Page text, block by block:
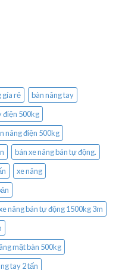
gía rẻ
bàn nâng tay
điện 500kg
nâng điện 500kg
bán xe nâng bán tự động.
xe nâng
nâng bán tự động 1500kg 3m
mặt bàn 500kg
tay 2 tấn